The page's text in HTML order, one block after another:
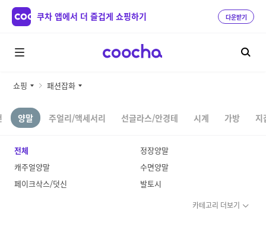
쿠차 앱에서 더 즐겁게 쇼핑하기 다운받기
쇼핑 패션잡화
양말 주얼리/액세서리 선글라스/안경테 시계 가방 지
전체
정장양말
캐주얼양말
수면양말
페이크삭스/덧신
발토시
카테고리 더보기